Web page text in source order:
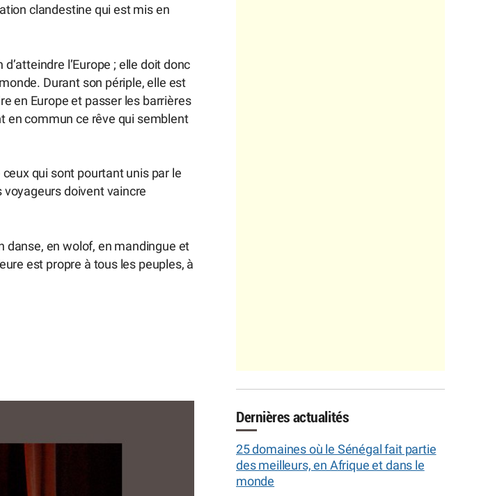
clandestine qui est mis en
l’Europe ; elle doit donc
Durant son périple, elle est
en Europe et passer les barrières
en commun ce rêve qui semblent
qui sont pourtant unis par le
doivent vaincre
danse, en wolof, en mandingue et
est propre à tous les peuples, à
Dernières actualités
25 domaines où le Sénégal fait partie
des meilleurs, en Afrique et dans le
monde